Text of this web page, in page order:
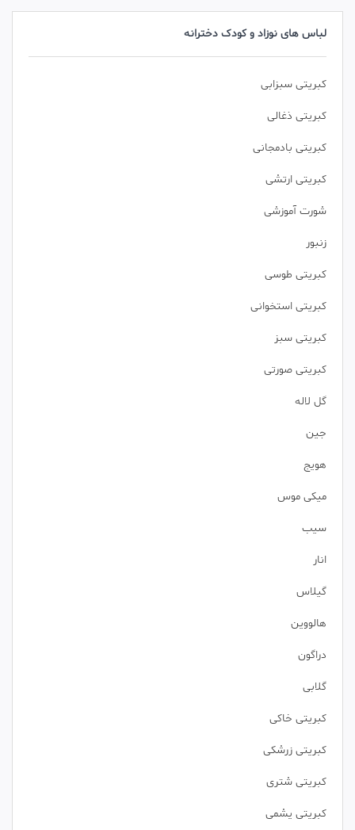
لباس های نوزاد و کودک دخترانه
کبریتی سبزابی
کبریتی ذغالی
کبریتی بادمجانی
کبریتی ارتشی
شورت آموزشی
زنبور
کبریتی طوسی
کبریتی استخوانی
کبریتی سبز
کبریتی صورتی
گل لاله
جین
هویج
میکی موس
سیب
انار
گیلاس
هالووین
دراگون
گلابی
کبریتی خاکی
کبریتی زرشکی
کبریتی شتری
کبریتی یشمی